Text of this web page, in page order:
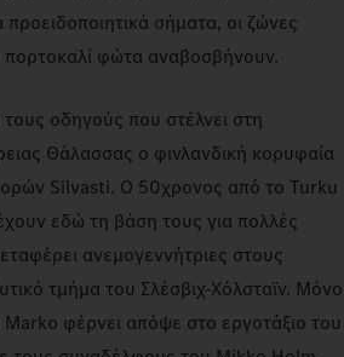
σήματα, οι ζώνες
πορτοκαλί φώτα αναβοσβήνουν.
οδηγούς που στέλνει στη
Θάλασσας ο φινλανδική κορυφαία
Silvasti. Ο 50χρονος από το Turku
εδώ τη βάση τους για πολλές
ανεμογεννήτριες στους
τμήμα του Σλέσβιχ-Χόλσταϊν. Μόνο
Marko φέρνει απόψε στο εργοτάξιο του